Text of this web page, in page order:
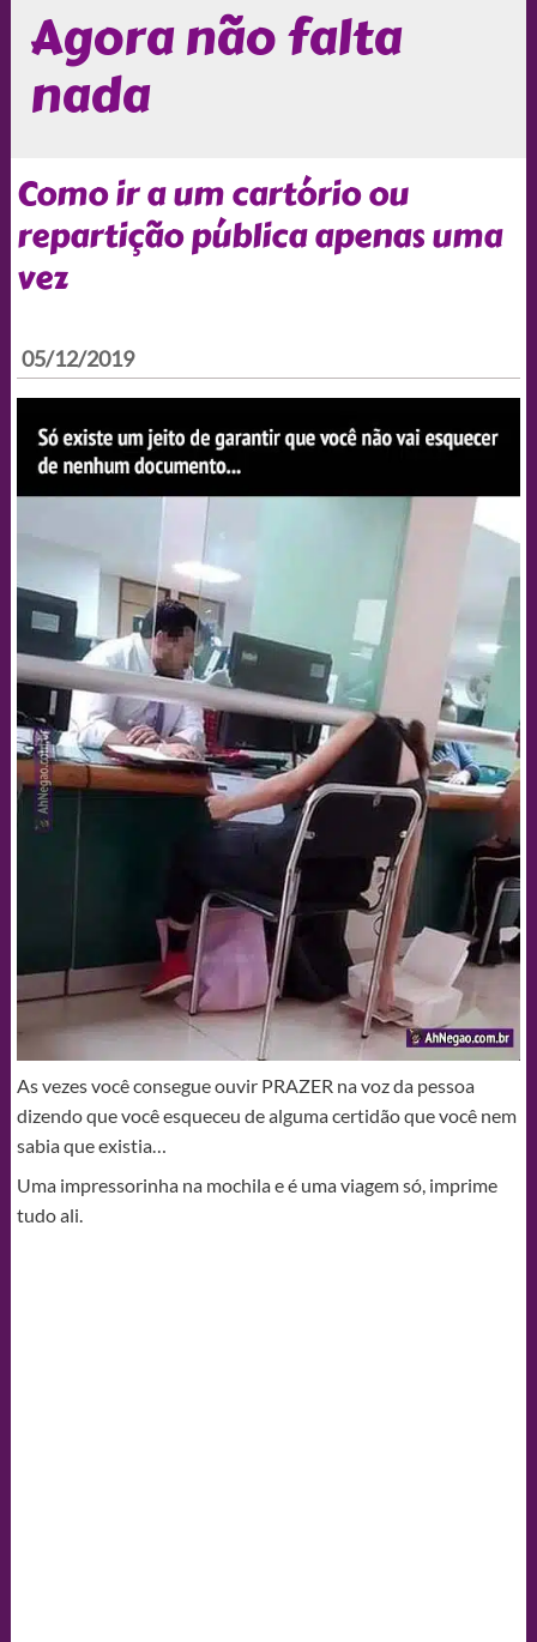
Agora não falta
nada
Como ir a um cartório ou
repartição pública apenas uma
vez
05/12/2019
As vezes você consegue ouvir PRAZER na voz da pessoa
dizendo que você esqueceu de alguma certidão que você nem
sabia que existia…
Uma impressorinha na mochila e é uma viagem só, imprime
tudo ali.